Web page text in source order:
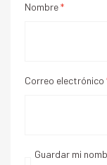
Nombre*
Correo electrónico
Guardar mi